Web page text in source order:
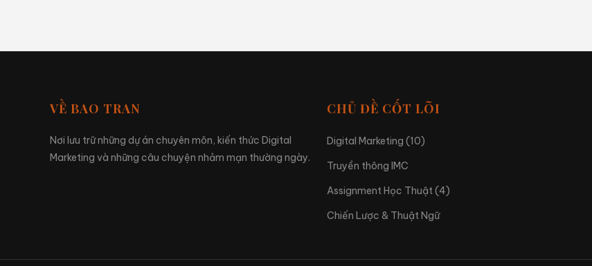
VỀ BAO TRAN
Nơi lưu trữ những dự án chuyên môn, kiến thức Digital
Marketing và những câu chuyện nhảm mạn thường ngày.
CHỦ ĐỀ CỐT LÕI
Digital Marketing (10)
Truyền thông IMC
Assignment Học Thuật (4)
Chiến Lược & Thuật Ngữ